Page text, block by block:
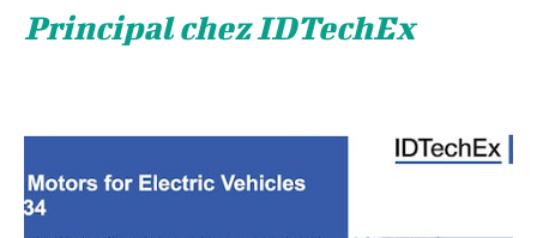
Principal chez IDTechEx